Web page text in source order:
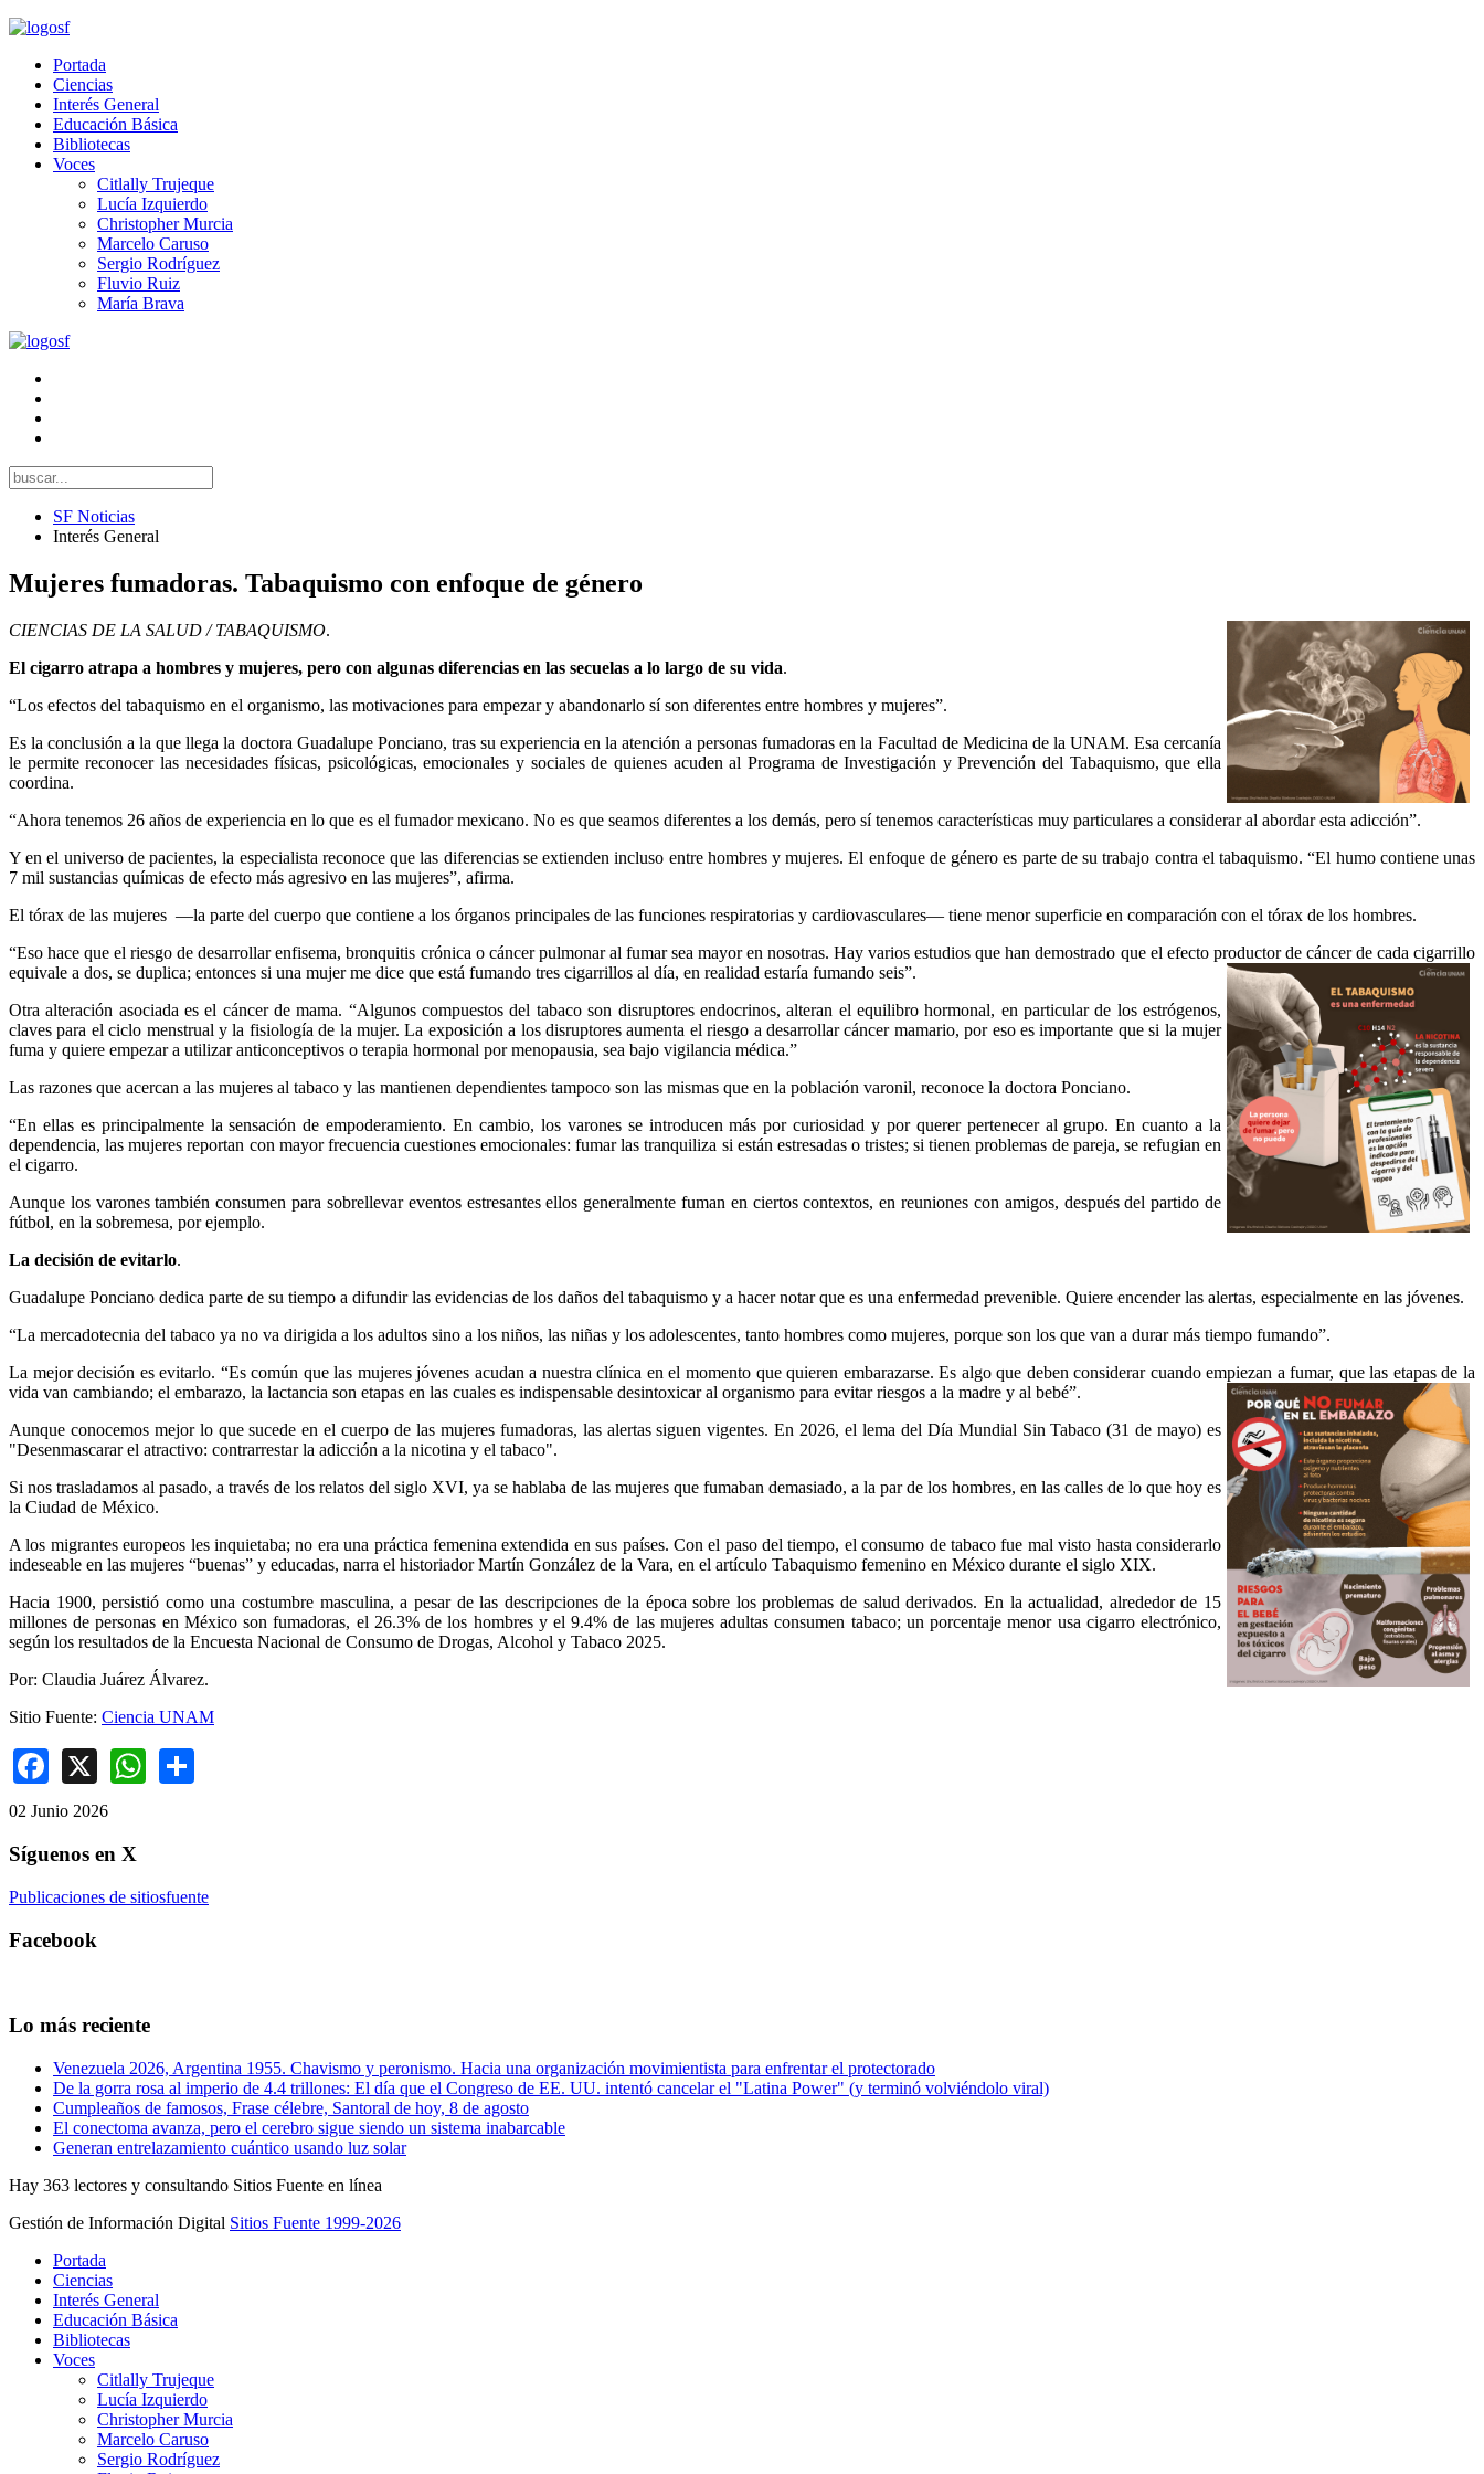
Portada
Ciencias
Interés General
Educación Básica
Bibliotecas
Voces
Citlally Trujeque
Lucía Izquierdo
Christopher Murcia
Marcelo Caruso
Sergio Rodríguez
Fluvio Ruiz
María Brava
SF Noticias
Interés General
Mujeres fumadoras. Tabaquismo con enfoque de género
CIENCIAS DE LA SALUD / TABAQUISMO.
El cigarro atrapa a hombres y mujeres, pero con algunas diferencias en las secuelas a lo largo de su vida.
“Los efectos del tabaquismo en el organismo, las motivaciones para empezar y abandonarlo sí son diferentes entre hombres y mujeres”.
Es la conclusión a la que llega la doctora Guadalupe Ponciano, tras su experiencia en la atención a personas fumadoras en la Facultad de Medicina de la UNAM. Esa cercanía
le permite reconocer las necesidades físicas, psicológicas, emocionales y sociales de quienes acuden al Programa de Investigación y Prevención del Tabaquismo, que ella
coordina.
“Ahora tenemos 26 años de experiencia en lo que es el fumador mexicano. No es que seamos diferentes a los demás, pero sí tenemos características muy particulares a considerar al abordar esta adicción”.
Y en el universo de pacientes, la especialista reconoce que las diferencias se extienden incluso entre hombres y mujeres. El enfoque de género es parte de su trabajo contra el tabaquismo. “El humo contiene unas
7 mil sustancias químicas de efecto más agresivo en las mujeres”, afirma.
El tórax de las mujeres —la parte del cuerpo que contiene a los órganos principales de las funciones respiratorias y cardiovasculares— tiene menor superficie en comparación con el tórax de los hombres.
“Eso hace que el riesgo de desarrollar enfisema, bronquitis crónica o cáncer pulmonar al fumar sea mayor en nosotras. Hay varios estudios que han demostrado que el efecto productor de cáncer de cada cigarrillo
equivale a dos, se duplica; entonces si una mujer me dice que está fumando tres cigarrillos al día, en realidad estaría fumando seis”.
Otra alteración asociada es el cáncer de mama. “Algunos compuestos del tabaco son disruptores endocrinos, alteran el equilibro hormonal, en particular de los estrógenos,
claves para el ciclo menstrual y la fisiología de la mujer. La exposición a los disruptores aumenta el riesgo a desarrollar cáncer mamario, por eso es importante que si la mujer
fuma y quiere empezar a utilizar anticonceptivos o terapia hormonal por menopausia, sea bajo vigilancia médica.”
Las razones que acercan a las mujeres al tabaco y las mantienen dependientes tampoco son las mismas que en la población varonil, reconoce la doctora Ponciano.
“En ellas es principalmente la sensación de empoderamiento. En cambio, los varones se introducen más por curiosidad y por querer pertenecer al grupo. En cuanto a la
dependencia, las mujeres reportan con mayor frecuencia cuestiones emocionales: fumar las tranquiliza si están estresadas o tristes; si tienen problemas de pareja, se refugian en
el cigarro.
Aunque los varones también consumen para sobrellevar eventos estresantes ellos generalmente fuman en ciertos contextos, en reuniones con amigos, después del partido de
fútbol, en la sobremesa, por ejemplo.
La decisión de evitarlo.
Guadalupe Ponciano dedica parte de su tiempo a difundir las evidencias de los daños del tabaquismo y a hacer notar que es una enfermedad prevenible. Quiere encender las alertas, especialmente en las jóvenes.
“La mercadotecnia del tabaco ya no va dirigida a los adultos sino a los niños, las niñas y los adolescentes, tanto hombres como mujeres, porque son los que van a durar más tiempo fumando”.
La mejor decisión es evitarlo. “Es común que las mujeres jóvenes acudan a nuestra clínica en el momento que quieren embarazarse. Es algo que deben considerar cuando empiezan a fumar, que las etapas de la
vida van cambiando; el embarazo, la lactancia son etapas en las cuales es indispensable desintoxicar al organismo para evitar riesgos a la madre y al bebé”.
Aunque conocemos mejor lo que sucede en el cuerpo de las mujeres fumadoras, las alertas siguen vigentes. En 2026, el lema del Día Mundial Sin Tabaco (31 de mayo) es
"Desenmascarar el atractivo: contrarrestar la adicción a la nicotina y el tabaco".
Si nos trasladamos al pasado, a través de los relatos del siglo XVI, ya se hablaba de las mujeres que fumaban demasiado, a la par de los hombres, en las calles de lo que hoy es
la Ciudad de México.
A los migrantes europeos les inquietaba; no era una práctica femenina extendida en sus países. Con el paso del tiempo, el consumo de tabaco fue mal visto hasta considerarlo
indeseable en las mujeres “buenas” y educadas, narra el historiador Martín González de la Vara, en el artículo Tabaquismo femenino en México durante el siglo XIX.
Hacia 1900, persistió como una costumbre masculina, a pesar de las descripciones de la época sobre los problemas de salud derivados. En la actualidad, alrededor de 15
millones de personas en México son fumadoras, el 26.3% de los hombres y el 9.4% de las mujeres adultas consumen tabaco; un porcentaje menor usa cigarro electrónico,
según los resultados de la Encuesta Nacional de Consumo de Drogas, Alcohol y Tabaco 2025.
Por: Claudia Juárez Álvarez.
Sitio Fuente: Ciencia UNAM
Facebook
X WhatsApp
02 Junio 2026
Síguenos en X
Publicaciones de sitiosfuente
Facebook
Lo más reciente
Venezuela 2026, Argentina 1955. Chavismo y peronismo. Hacia una organización movimientista para enfrentar el protectorado
De la gorra rosa al imperio de 4.4 trillones: El día que el Congreso de EE. UU. intentó cancelar el "Latina Power" (y terminó volviéndolo viral)
Cumpleaños de famosos, Frase célebre, Santoral de hoy, 8 de agosto
El conectoma avanza, pero el cerebro sigue siendo un sistema inabarcable
Generan entrelazamiento cuántico usando luz solar
Hay 363 lectores y consultando Sitios Fuente en línea
Gestión de Información Digital Sitios Fuente 1999-2026
Portada
Ciencias
Interés General
Educación Básica
Bibliotecas
Voces
Citlally Trujeque
Lucía Izquierdo
Christopher Murcia
Marcelo Caruso
Sergio Rodríguez